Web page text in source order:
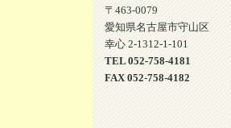
〒463-0079
愛知県名古屋市守山区
幸心 2-1312-1-101
TEL 052-758-4181
FAX 052-758-4182